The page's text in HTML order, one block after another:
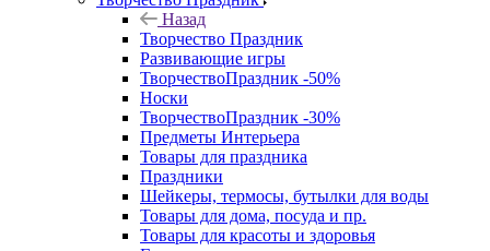
Назад
Творчество Праздник
Развивающие игры
ТворчествоПраздник -50%
Носки
ТворчествоПраздник -30%
Предметы Интерьера
Товары для праздника
Праздники
Шейкеры, термосы, бутылки для воды
Товары для дома, посуда и пр.
Товары для красоты и здоровья